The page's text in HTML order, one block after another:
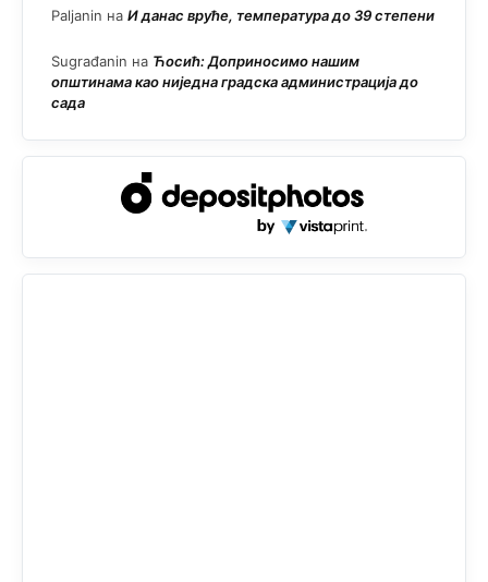
Paljanin на И данас вруће, температура до 39 степени
Sugrađanin на Ћосић: Доприносимо нашим
општинама као ниједна градска администрација до
сада